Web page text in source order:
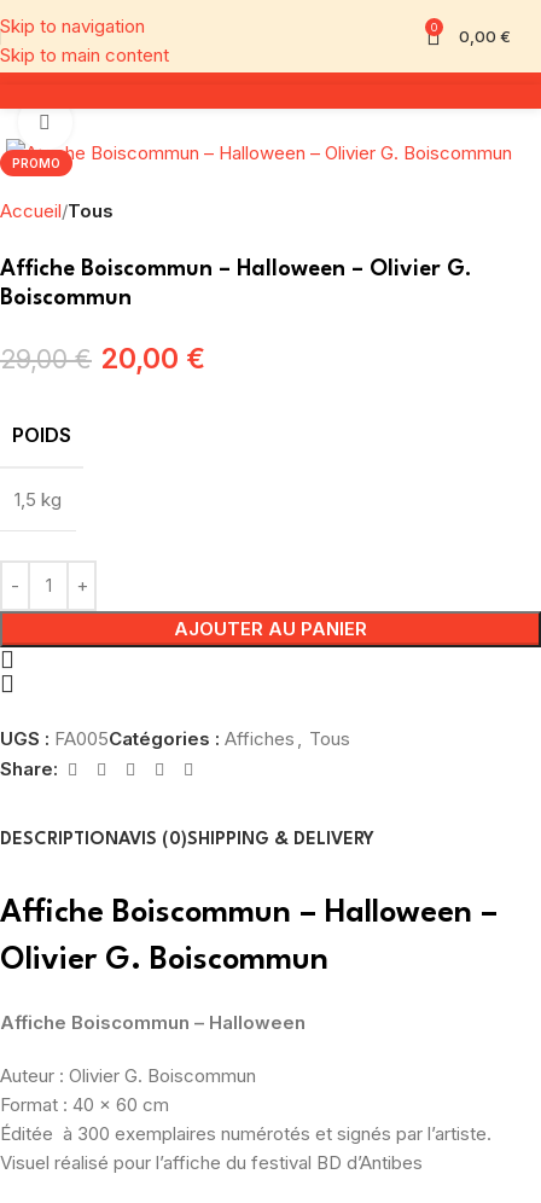
Skip to navigation
Skip to main content
0 0,00 €
PROMO
Accueil Tous
Affiche Boiscommun – Halloween – Olivier G.
Boiscommun
29,00€ 20,00 €
POIDS
1,5 kg
AJOUTER AU PANIER
UGS : FA005Catégories : Affiches , Tous
Share:
DESCRIPTION AVIS (0)SHIPPING & DELIVERY
Affiche Boiscommun – Halloween –
Olivier G. Boiscommun
Affiche Boiscommun – Halloween
Auteur : Olivier G. Boiscommun
Format : 40 x 60 cm
Éditée à 300 exemplaires numérotés et signés par l’artiste.
Visuel réalisé pour l’affiche du festival BD d’Antibes